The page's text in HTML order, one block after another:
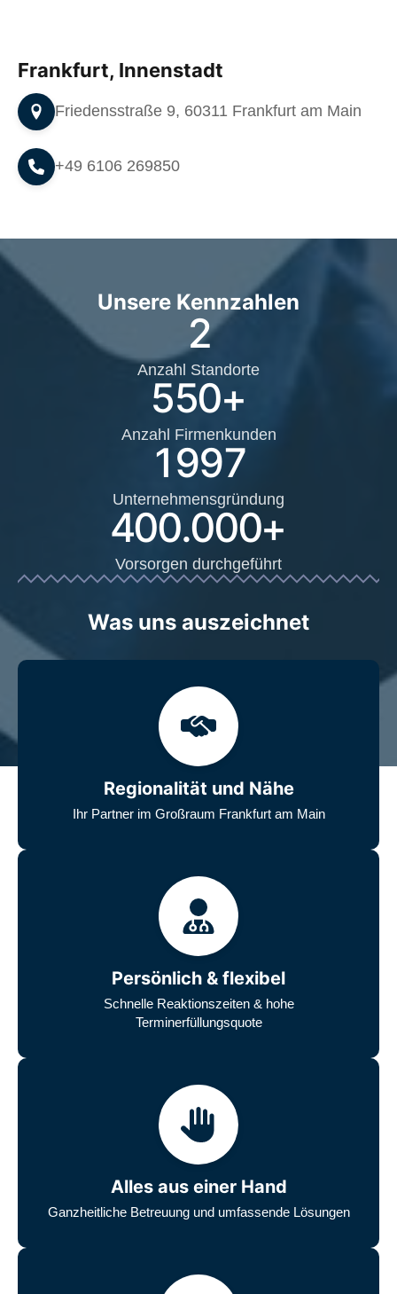
Frankfurt, Innenstadt
Friedensstraße 9, 60311 Frankfurt am Main
+49 6106 269850
Unsere Kennzahlen
2
Anzahl Standorte
550+
Anzahl Firmenkunden
1997
Unternehmensgründung
400.000+
Vorsorgen durchgeführt
Was uns auszeichnet
Regionalität und Nähe
Ihr Partner im Großraum Frankfurt am Main
Persönlich & flexibel
Schnelle Reaktionszeiten & hohe
Terminerfüllungsquote
Alles aus einer Hand
Ganzheitliche Betreuung und umfassende Lösungen